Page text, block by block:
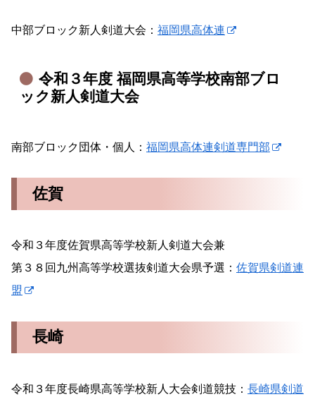
中部ブロック新人剣道大会： 福岡県高体連
令和３年度 福岡県高等学校南部ブロ
ック新人剣道大会
南部ブロック団体・個人： 福岡県高体連剣道専門部
佐賀
令和３年度佐賀県高等学校新人剣道大会兼
第３８回九州高等学校選抜剣道大会県予選： 佐賀県剣道連
盟
長崎
令和３年度長崎県高等学校新人大会剣道競技： 長崎県剣道